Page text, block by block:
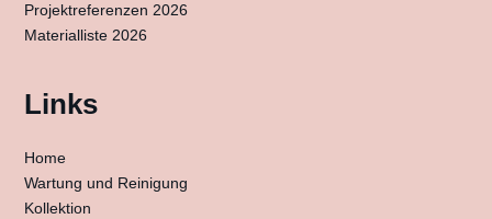
Projektreferenzen 2026
Materialliste 2026
Links
Home
Wartung und Reinigung
Kollektion